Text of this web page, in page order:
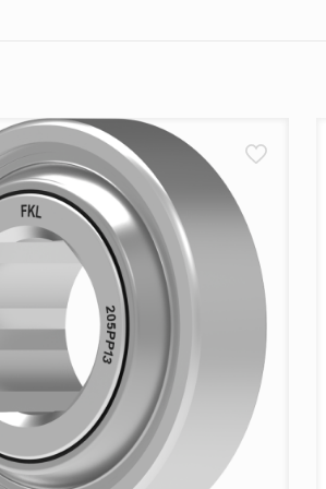
u prosekuza dva radna dana
dostave se ne obavljaju
vrše dostavu na navedenu
zapakovani i zaštićeni od
na kutiji, savetujemo da odbijete
pokušati kontaktirati radi
kontaktiramo i dogovorimo dalje